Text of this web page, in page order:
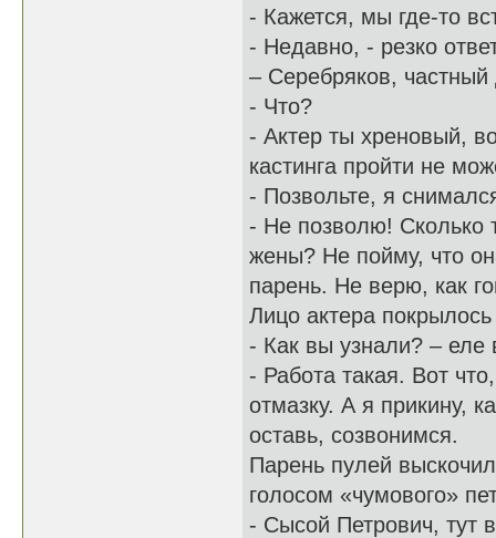
- Кажется, мы где-то
- Недавно, - резко
– Серебряков,
- Что?
- Актер ты хреновый,
кастинга пройти не
- Позвольте, я
- Не позволю! Сколько
жены? Не пойму, что
парень. Не верю, как
Лицо актера
- Как вы узнали? – еле
- Работа такая. Вот
отмазку. А я прикину,
оставь, созвонимся.
Парень пулей
голосом «чумового»
- Сысой Петрович, тут